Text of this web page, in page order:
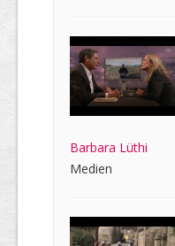
Barbara Lüthi
Medien